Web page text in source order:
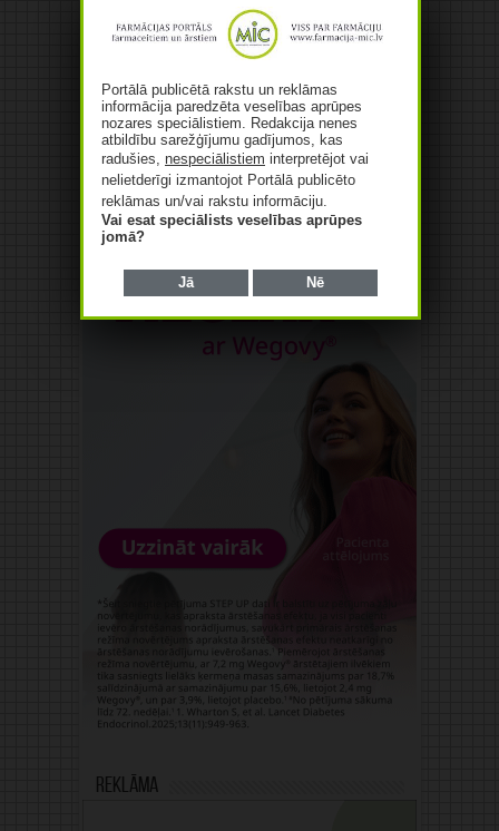
Reklāma
Portālā publicētā rakstu un reklāmas
informācija paredzēta veselības aprūpes
nozares speciālistiem. Redakcija nenes
atbildību sarežģījumu gadījumos, kas
radušies, nespeciālistiem interpretējot vai
nelietderīgi izmantojot Portālā publicēto
reklāmas un/vai rakstu informāciju.
Vai esat speciālists veselības aprūpes
jomā?
Jā Nē